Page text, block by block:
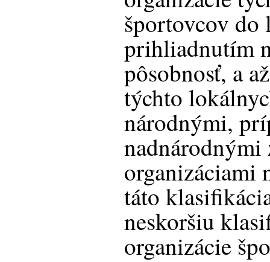
športovcov do
prihliadnutím
pôsobnosť, a
týchto
národnými,
organizáciami
táto
neskoršiu
organizácie